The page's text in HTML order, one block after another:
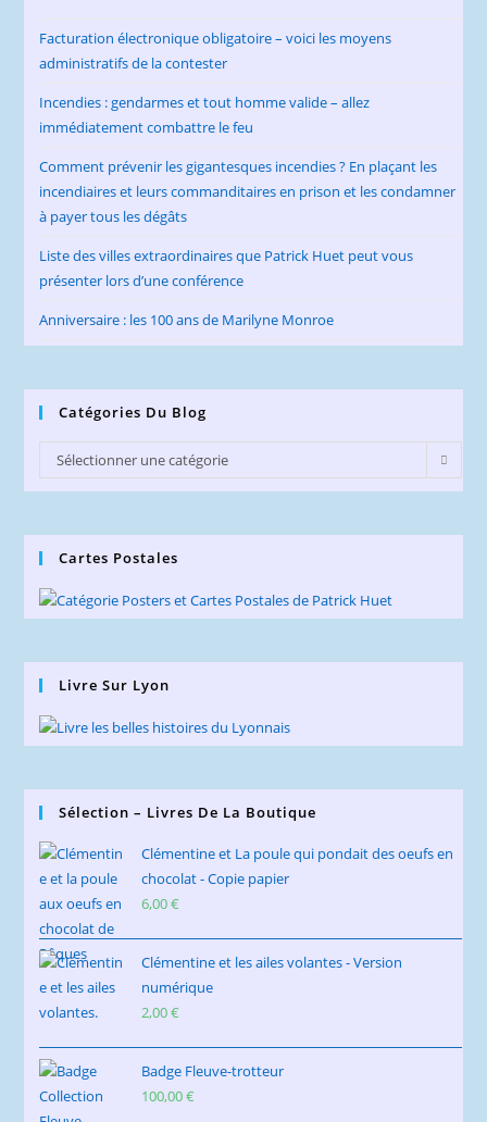
Facturation électronique obligatoire – voici les moyens
administratifs de la contester
Incendies : gendarmes et tout homme valide – allez
immédiatement combattre le feu
Comment prévenir les gigantesques incendies ? En plaçant les
incendiaires et leurs commanditaires en prison et les condamner
à payer tous les dégâts
Liste des villes extraordinaires que Patrick Huet peut vous
présenter lors d’une conférence
Anniversaire : les 100 ans de Marilyne Monroe
Catégories Du Blog
Catégories
du
Sélectionner une catégorie
Cartes Postales
Livre Sur Lyon
Sélection – Livres De La Boutique
Clémentine et La poule qui pondait des oeufs en
chocolat - Copie papier
6,00€
Clémentine et les ailes volantes - Version
numérique
2,00€
Badge Fleuve-trotteur
100,00€